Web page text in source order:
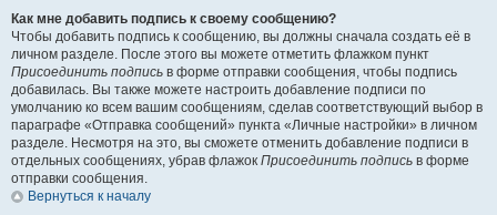
Как мне добавить подпись к своему сообщению?
Чтобы добавить подпись к сообщению, вы должны сначала создать её в
личном разделе. После этого вы можете отметить флажком пункт
Присоединить подпись в форме отправки сообщения, чтобы подпись
добавилась. Вы также можете настроить добавление подписи по
умолчанию ко всем вашим сообщениям, сделав соответствующий выбор в
параграфе «Отправка сообщений» пункта «Личные настройки» в личном
разделе. Несмотря на это, вы сможете отменить добавление подписи в
отдельных сообщениях, убрав флажок Присоединить подпись в форме
отправки сообщения.
Вернуться к началу